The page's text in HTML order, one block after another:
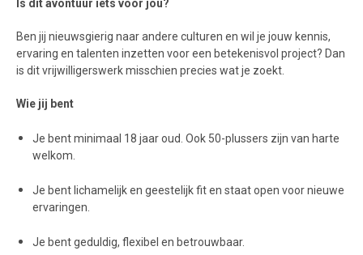
Is dit avontuur iets voor jou?
Ben jij nieuwsgierig naar andere culturen en wil je jouw kennis,
ervaring en talenten inzetten voor een betekenisvol project? Dan
is dit vrijwilligerswerk misschien precies wat je zoekt.
Wie jij bent
Je bent minimaal 18 jaar oud. Ook 50-plussers zijn van harte
welkom.
Je bent lichamelijk en geestelijk fit en staat open voor nieuwe
ervaringen.
Je bent geduldig, flexibel en betrouwbaar.